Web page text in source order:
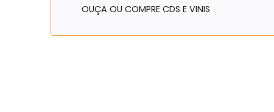
OUÇA OU COMPRE CDS E VINIS